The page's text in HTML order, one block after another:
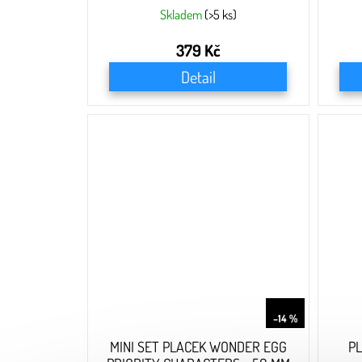
Skladem (>5 ks)
379 Kč
Detail
–14 %
MINI SET PLACEK WONDER EGG